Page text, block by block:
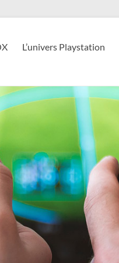
L’univers Playstation